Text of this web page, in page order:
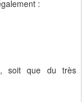
:
soit que du très